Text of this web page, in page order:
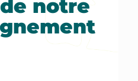
notre